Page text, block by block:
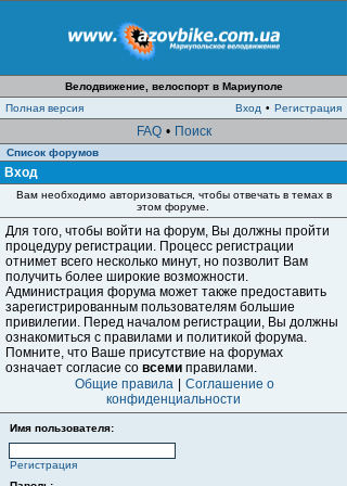
Велодвижение, велоспорт в Мариуполе
Полная версия
Вход • Регистрация
FAQ • Поиск
Список форумов
Вход
Вам необходимо авторизоваться, чтобы отвечать в темах в
этом форуме.
Для того, чтобы войти на форум, Вы должны пройти
процедуру регистрации. Процесс регистрации
отнимет всего несколько минут, но позволит Вам
получить более широкие возможности.
Администрация форума может также предоставить
зарегистрированным пользователям большие
привилегии. Перед началом регистрации, Вы должны
ознакомиться с правилами и политикой форума.
Помните, что Ваше присутствие на форумах
означает согласие со всеми правилами.
Общие правила
Соглашение о
конфиденциальности
Имя пользователя:
Регистрация